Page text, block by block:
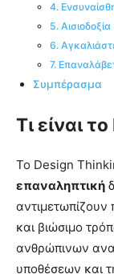
4.
5. Αισιοδοξία
6.
7.
Συμπέρασμα
Τι είναι
Το Design
επαναληπτική
και βιώσιμο
ανθρώπινων
υποθέσεων και